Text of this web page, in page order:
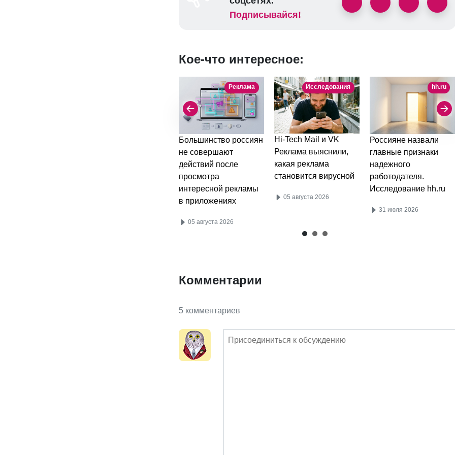
Подписывайся!
Кое-что интересное:
Реклама
Большинство россиян
не совершают
действий после
просмотра
интересной рекламы
в приложениях
05 августа 2026
Исследования
Hi-Tech Mail и VK
Реклама выяснили,
какая реклама
становится вирусной
05 августа 2026
hh.ru
Россияне назвали
главные признаки
надежного
работодателя.
Исследование hh.ru
31 июля 2026
Комментарии
5 комментариев